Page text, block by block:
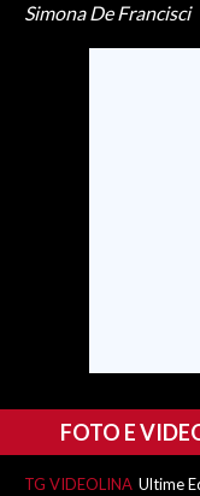
STORE
Simona De Francisci
FOTO E
TG VIDEOLINA Ultime